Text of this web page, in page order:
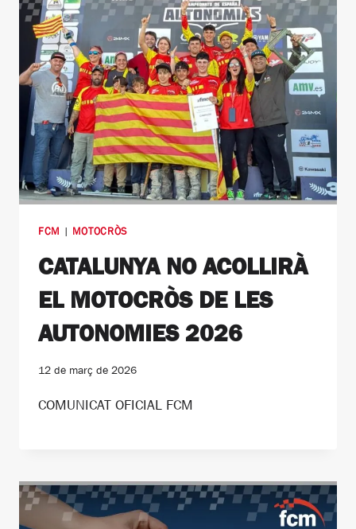
FCM | MOTOCRÒS
CATALUNYA NO ACOLLIRÀ
EL MOTOCRÒS DE LES
AUTONOMIES 2026
12 de març de 2026
COMUNICAT OFICIAL FCM